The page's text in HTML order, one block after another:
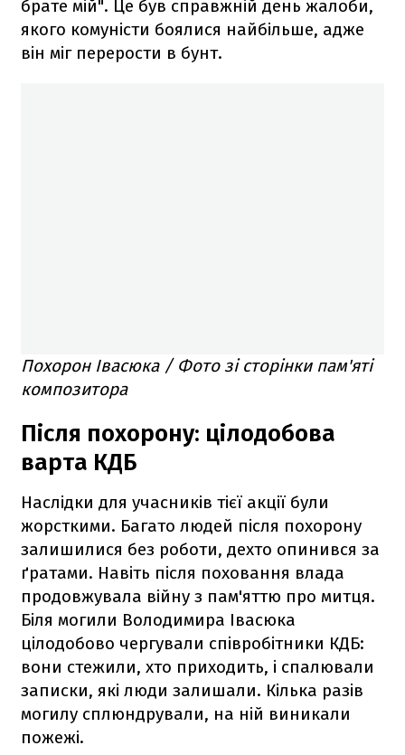
брате мій". Це був справжній день жалоби,
якого комуністи боялися найбільше, адже
він міг перерости в бунт.
Похорон Івасюка / Фото зі сторінки пам'яті
композитора
Після похорону: цілодобова
варта КДБ
Наслідки для учасників тієї акції були
жорсткими. Багато людей після похорону
залишилися без роботи, дехто опинився за
ґратами. Навіть після поховання влада
продовжувала війну з пам'яттю про митця.
Біля могили Володимира Івасюка
цілодобово чергували співробітники КДБ:
вони стежили, хто приходить, і спалювали
записки, які люди залишали. Кілька разів
могилу сплюндрували, на ній виникали
пожежі.